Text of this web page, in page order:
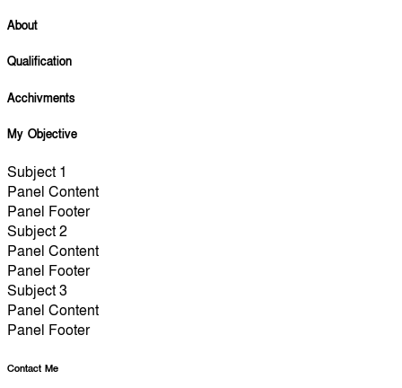
About
Qualification
Acchivments
My Objective
Subject 1
Panel Content
Panel Footer
Subject 2
Panel Content
Panel Footer
Subject 3
Panel Content
Panel Footer
Contact Me